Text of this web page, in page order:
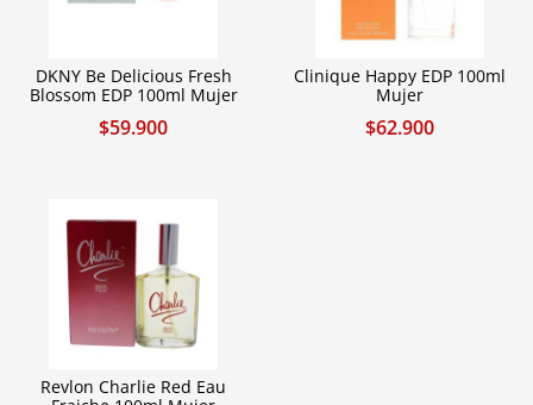
DKNY Be Delicious Fresh
Blossom EDP 100ml Mujer
$59.900
Clinique Happy EDP 100ml
Mujer
$62.900
Revlon Charlie Red Eau